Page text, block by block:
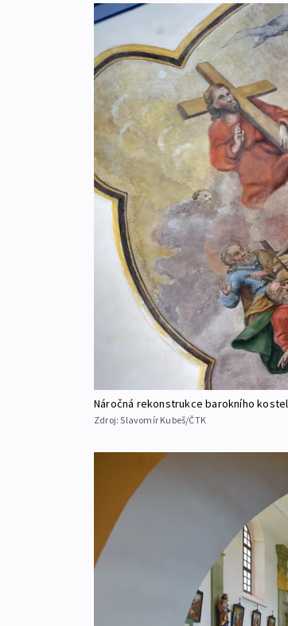
Náročná rekonstrukce barokního
Zdroj:Slavomír Kubeš/ČTK